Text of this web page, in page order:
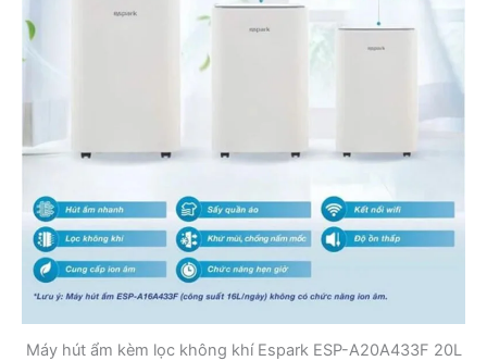
Máy hút ẩm kèm lọc không khí Espark ESP-A20A433F 20L